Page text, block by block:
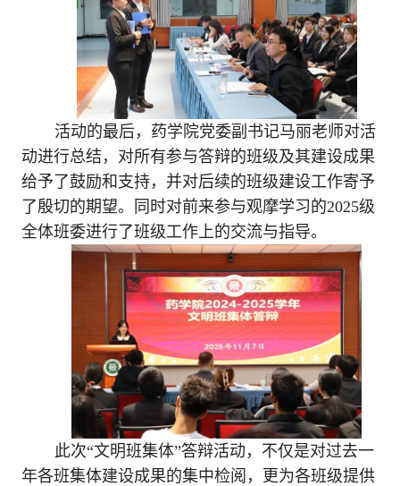
活动的最后，药学院党委副书记马丽老师对活
动进行总结，对所有参与答辩的班级及其建设成果
给予了鼓励和支持，并对后续的班级建设工作寄予
了殷切的期望。同时对前来参与观摩学习的2025级
全体班委进行了班级工作上的交流与指导。
此次“文明班集体”答辩活动，不仅是对过去一
年各班集体建设成果的集中检阅，更为各班级提供